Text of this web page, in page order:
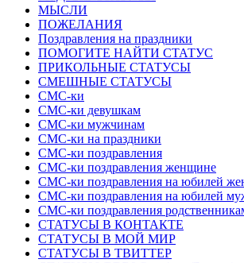
МЫСЛИ
ПОЖЕЛАНИЯ
Поздравления на праздники
ПОМОГИТЕ НАЙТИ СТАТУС
ПРИКОЛЬНЫЕ СТАТУСЫ
СМЕШНЫЕ СТАТУСЫ
СМС-ки
СМС-ки девушкам
СМС-ки мужчинам
СМС-ки на праздники
СМС-ки поздравления
СМС-ки поздравления женщине
СМС-ки поздравления на юбилей
СМС-ки поздравления на юбилей
СМС-ки поздравления
СТАТУСЫ В КОНТАКТЕ
СТАТУСЫ В МОЙ МИР
СТАТУСЫ В ТВИТТЕР